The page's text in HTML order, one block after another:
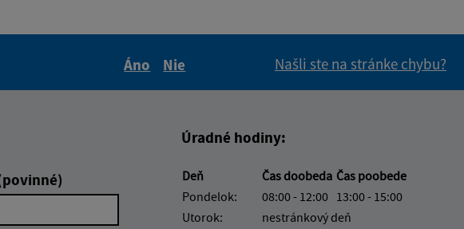
Áno
Nie
Našli ste na stránke chybu?
Úradné hodiny:
Deň Čas doobeda Čas poobede
Pondelok:
08:00 - 12:00 13:00 - 15:00
Utorok:
nestránkový deň